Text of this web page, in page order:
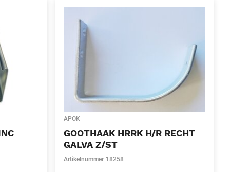
APOK
GOOTHAAK HRRK H/R RECHT
GALVA Z/ST
Artikelnummer 18258